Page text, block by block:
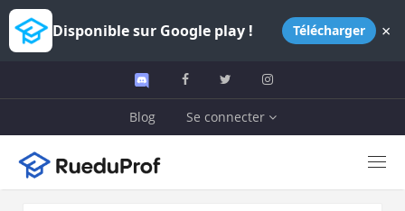
Disponible sur Google play ! Télécharger ×
Blog Se connecter